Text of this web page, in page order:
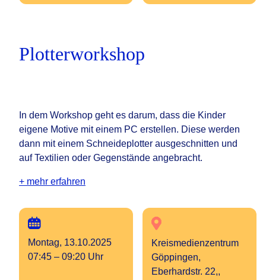
Plotterworkshop
In dem Workshop geht es darum, dass die Kinder
eigene Motive mit einem PC erstellen. Diese werden
dann mit einem Schneideplotter ausgeschnitten und
auf Textilien oder Gegenstände angebracht.
+ mehr erfahren
Montag, 13.10.2025
07:45 – 09:20 Uhr
Kreismedienzentrum
Göppingen,
Eberhardstr. 22,,